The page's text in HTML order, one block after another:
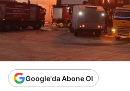
Google'da Abone Ol